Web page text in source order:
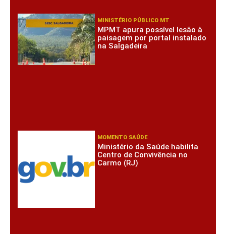
MINISTÉRIO PÚBLICO MT
MPMT apura possível lesão à
paisagem por portal instalado
na Salgadeira
MOMENTO SAÚDE
Ministério da Saúde habilita
Centro de Convivência no
Carmo (RJ)